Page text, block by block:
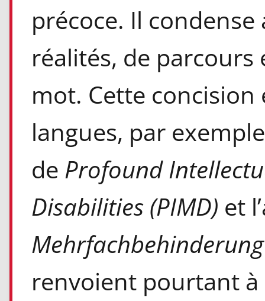
précoce. Il
réalités, de
mot. Cette concision
langues, par
de Profound
Disabilities (PIMD) et
Mehrfachbehinderung
renvoient pourtant à